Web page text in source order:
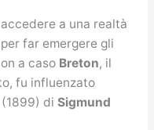
a una realtà
far emergere gli
a caso Breton, il
fu influenzato
(1899) di Sigmund